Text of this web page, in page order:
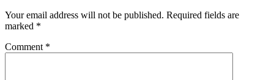
Your email address will not be published. Required fields are
marked *
Comment *